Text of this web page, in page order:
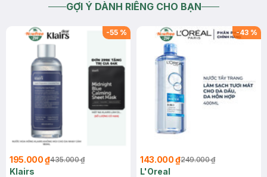
GỢI Ý DÀNH RIÊNG CHO BẠN
-55 %
195.000 ₫435.000 ₫
Klairs
-43 %
143.000 ₫249.000 ₫
L'Oreal